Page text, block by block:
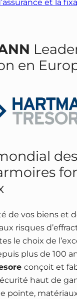
en
de vos biens et
risques
le choix de
plus de 100
conçoit et
haut de
pointe,